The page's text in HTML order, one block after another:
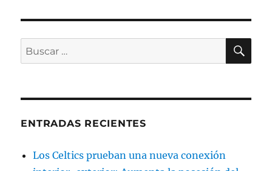
Buscar
por:
ENTRADAS RECIENTES
Los Celtics prueban una nueva conexión